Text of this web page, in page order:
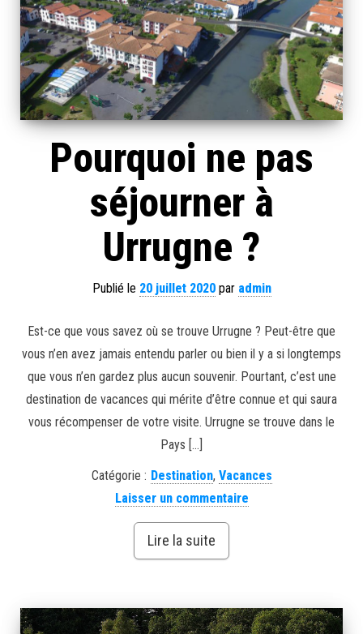
Pourquoi ne pas
séjourner à
Urrugne ?
Publié le 20 juillet 2020par admin
Est-ce que vous savez où se trouve Urrugne ? Peut-être que
vous n’en avez jamais entendu parler ou bien il y a si longtemps
que vous n’en gardez plus aucun souvenir. Pourtant, c’est une
destination de vacances qui mérite d’être connue et qui saura
vous récompenser de votre visite. Urrugne se trouve dans le
Pays […]
Catégorie : Destination, Vacances
Laisser un commentaire
Lire la suite